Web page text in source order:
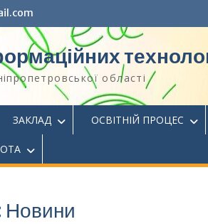
області
ЗАКЛАД ОСВІТНІЙ ПРОЦЕС
Новини